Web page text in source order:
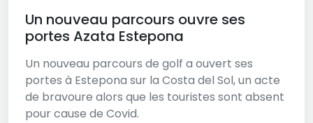
Un nouveau parcours ouvre ses
portes Azata Estepona
Un nouveau parcours de golf a ouvert ses
portes à Estepona sur la Costa del Sol, un acte
de bravoure alors que les touristes sont absent
pour cause de Covid.